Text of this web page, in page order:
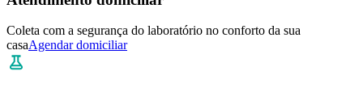
Coleta com a segurança do laboratório no conforto da sua
casaAgendar domiciliar